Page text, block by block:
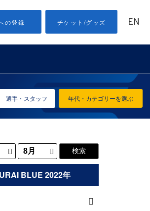
の登録 チケット/グッズ EN
年代・カテゴリーを選ぶ
選手・スタッフ
BLUE 2022年